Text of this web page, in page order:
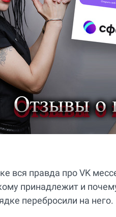
вся правда про VK
принадлежит и
перебросили на него.